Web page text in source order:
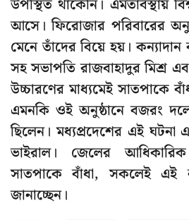
উপস্থিত থাকেনি। এমতাবস্থায়
আসে। ফিরোজার পরিবারের
মেনে তাঁদের বিয়ে হয়।
সহ সভাপতি রাজবাহাদুর মিশ্র এবং
উচ্চারণের মাধ্যমেই সাতপাকে
এমনকি ওই অনুষ্ঠানে বজরং
ছিলেন। মধ্যপ্রদেশের এই ঘটনা
ভাইরাল। জেলের
সাতপাকে বাঁধা, সকলেই এই
জানাচ্ছেন।